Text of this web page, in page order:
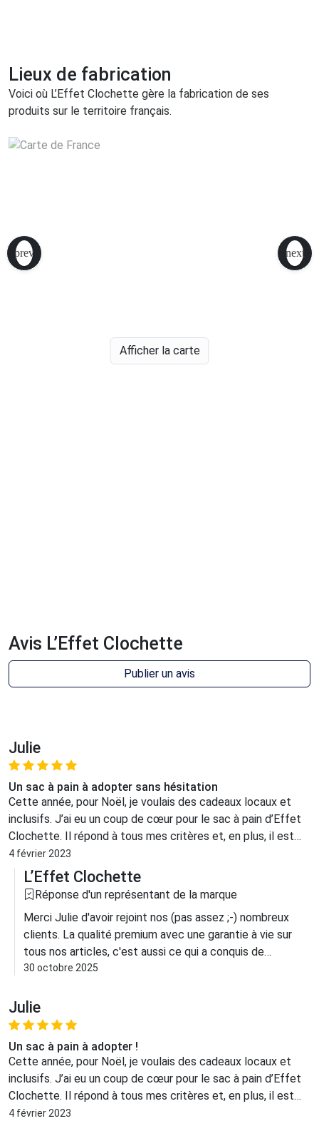
Lieux de fabrication
Voici où L’Effet Clochette gère la fabrication de ses
produits sur le territoire français.
Afficher la carte
Avis L’Effet Clochette
Publier un avis
Julie
Un sac à pain à adopter sans hésitation
Cette année, pour Noël, je voulais des cadeaux locaux et
inclusifs. J’ai eu un coup de cœur pour le sac à pain d’Effet
Clochette. Il répond à tous mes critères et, en plus, il est
chic ! Idée cadeau qui a fait sensation, je recommande !
4 février 2023
L’Effet Clochette
Réponse d'un représentant de la marque
Merci Julie d'avoir rejoint nos (pas assez ;-) nombreux
clients. La qualité premium avec une garantie à vie sur
tous nos articles, c'est aussi ce qui a conquis de
nombreux M.O.F. et grands chefs étoilés qui nous font
30 octobre 2025
Julie
Un sac à pain à adopter !
Cette année, pour Noël, je voulais des cadeaux locaux et
inclusifs. J’ai eu un coup de cœur pour le sac à pain d’Effet
Clochette. Il répond à tous mes critères et, en plus, il est
chic ! Idée cadeau qui a fait sensation, je recommande !
4 février 2023